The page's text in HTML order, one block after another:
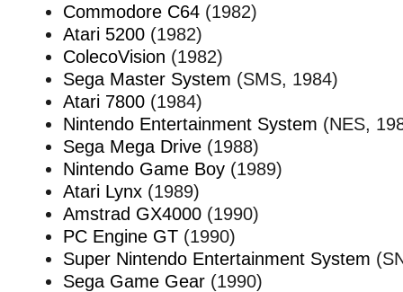
Commodore C64 (1982)
Atari 5200 (1982)
ColecoVision (1982)
Sega Master System (SMS, 1984)
Atari 7800 (1984)
Nintendo Entertainment System (NES,
Sega Mega Drive (1988)
Nintendo Game Boy (1989)
Atari Lynx (1989)
Amstrad GX4000 (1990)
PC Engine GT (1990)
Super Nintendo Entertainment System
Sega Game Gear (1990)